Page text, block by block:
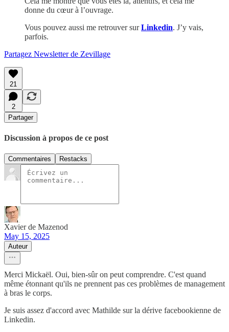
donne du cœur à l’ouvrage.
Vous pouvez aussi me retrouver surLinkedin. J’y vais,
parfois.
Partagez Newsletter de Zevillage
21
2
Partager
Discussion à propos de ce post
Commentaires Restacks
Xavier de Mazenod
May 15, 2025
Auteur
Merci Mickaël. Oui, bien-sûr on peut comprendre. C'est quand
même étonnant qu'ils ne prennent pas ces problèmes de management
à bras le corps.
Je suis assez d'accord avec Mathilde sur la dérive facebookienne de
Linkedin.